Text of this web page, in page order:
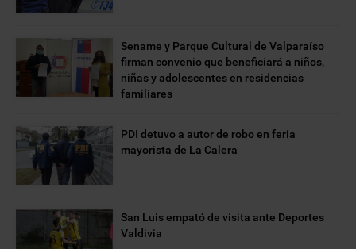
Sename y Parque Cultural de Valparaíso
firman convenio que beneficiará a niños,
niñas y adolescentes en residencias
familiares
PDI detuvo a autor de robo en feria
mayorista de La Calera
San Luis empató de visita ante Deportes
Valdivia